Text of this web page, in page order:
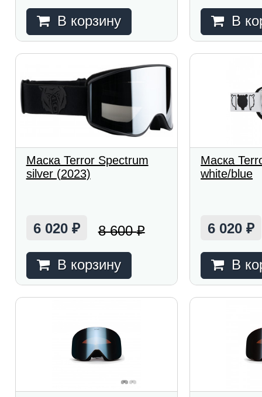
В корзину В
Маска Terror Spectrum
silver (2023)
6 020 ₽ 8 600₽
В корзину
Маска
white/blue
6 020₽
В